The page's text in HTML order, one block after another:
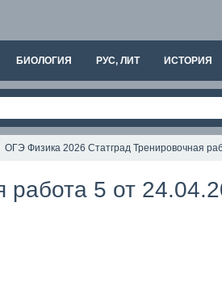
БИОЛОГИЯ РУС, ЛИТ ИСТОРИЯ
ОГЭ Физика 2026 Статград Тренировочная
работа 5 от